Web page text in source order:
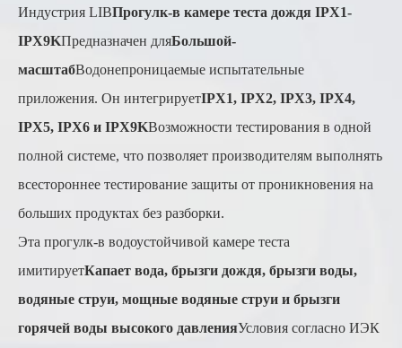
Индустрия LIBПрогулк-в камере теста дождя IPX1-
IPX9KПредназначен дляБольшой-
масштабВодонепроницаемые испытательные
приложения. Он интегрируетIPX1, IPX2, IPX3, IPX4,
IPX5, IPX6 и IPX9KВозможности тестирования в одной
полной системе, что позволяет производителям выполнять
всестороннее тестирование защиты от проникновения на
больших продуктах без разборки.
Эта прогулк-в водоустойчивой камере теста
имитируетКапает вода, брызги дождя, брызги воды,
водяные струи, мощные водяные струи и брызги
горячей воды высокого давленияУсловия согласно ИЭК